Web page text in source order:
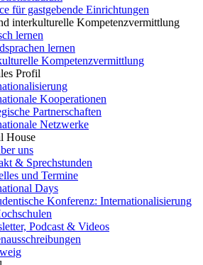
für gastgebende Einrichtungen
interkulturelle Kompetenzvermittlung
lernen
lernen
Kompetenzvermittlung
Profil
Kooperationen
Partnerschaften
Netzwerke
House
uns
& Sprechstunden
und Termine
Days
Konferenz: Internationalisierung
Podcast & Videos